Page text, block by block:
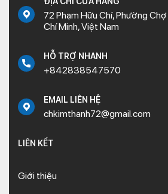
72 Phạm Hữu Chí, Phường
Chí Minh, Việt Nam
HỖ TRỢ NHANH
+842838547570
EMAIL LIÊN HỆ
chkimthanh72@gmail.com
LIÊN KẾT
Giới thiệu